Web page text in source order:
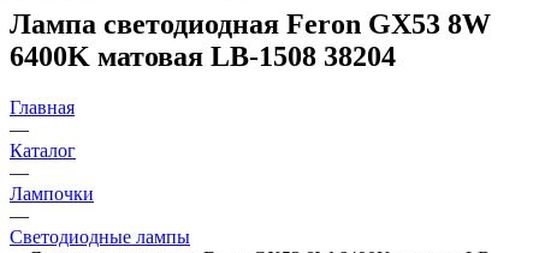
Лампа светодиодная Feron GX53 8W
6400K матовая LB-1508 38204
Главная
—
Каталог
—
Лампочки
—
Светодиодные лампы